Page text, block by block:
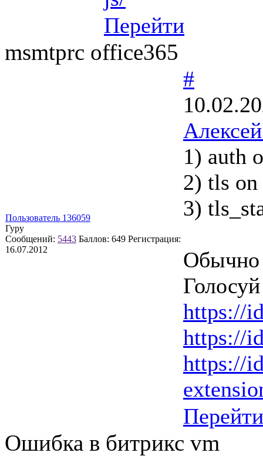
Перейти
msmtprc office365
Пользователь 136059
Гуру
Сообщений: 5443 Баллов: 649 Регистрация:
16.07.2012
#
1) auth
2) tls on
3)
Обычно
https://
https://
https://
Перейти
Ошибка в битрикс vm